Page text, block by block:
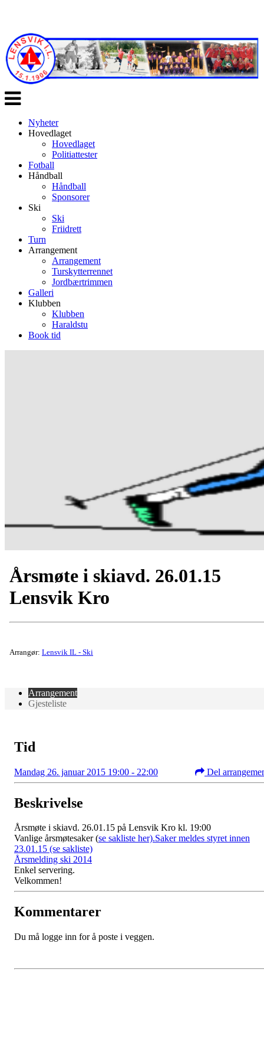
Veksle
navigasjon
Nyheter
Hovedlaget
Hovedlaget
Politiattester
Fotball
Håndball
Håndball
Sponsorer
Ski
Ski
Friidrett
Turn
Arrangement
Arrangement
Turskytterrennet
Jordbærtrimmen
Galleri
Klubben
Klubben
Haraldstu
Book tid
Årsmøte i skiavd. 26.01.15
Lensvik Kro
Arrangør: Lensvik IL - Ski
Arrangement
Gjesteliste
Tid
Mandag 26. januar 2015 19:00 - 22:00 Del
Beskrivelse
Årsmøte i skiavd. 26.01.15 på Lensvik Kro kl. 19:00
Vanlige årsmøtesaker (se sakliste her).Saker meldes styret innen
23.01.15 (se sakliste)
Årsmelding ski 2014
Enkel servering.
Velkommen!
Kommentarer
Du må logge inn for å poste i veggen.